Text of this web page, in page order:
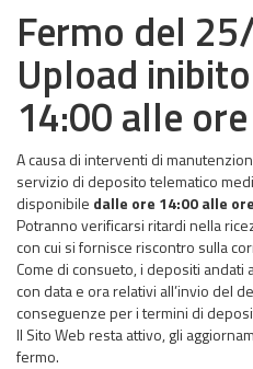
Fermo del
Upload
14:00 alle
A causa di interventi di
servizio di deposito telematico
disponibile dalle ore 14:00 alle
Potranno verificarsi ritardi nella
con cui si fornisce riscontro sulla
Come di consueto, i depositi
con data e ora relativi all’invio del
conseguenze per i termini di
​​​​​​​Il Sito Web resta attivo, gli
fermo.